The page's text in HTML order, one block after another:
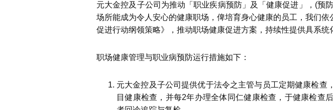
元大金控及子公司为推动「职业疾病预防」及「健康促进」，(预
场所能成为令人安心的健康职场，俾培育身心健康的员工，我们
促进行动纲领策略》，推动职场健康促进方案，持续性提供具系统
职场健康管理与职业病预防运行措施如下：
元大金控及子公司提供优于法令之主管与员工定期健康检
目健康检查，并每2年办理全体同仁健康检查，于健康检查